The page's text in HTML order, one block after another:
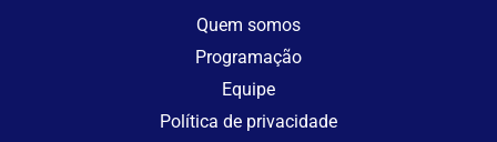
Quem somos
Programação
Equipe
Política de privacidade